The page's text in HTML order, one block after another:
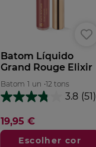
Batom Líquido
Grand Rouge Elixir
Batom 1 un •12 tons
3.8 (51)
3.8
5
estrelas.
19,95 €
Escolher cor